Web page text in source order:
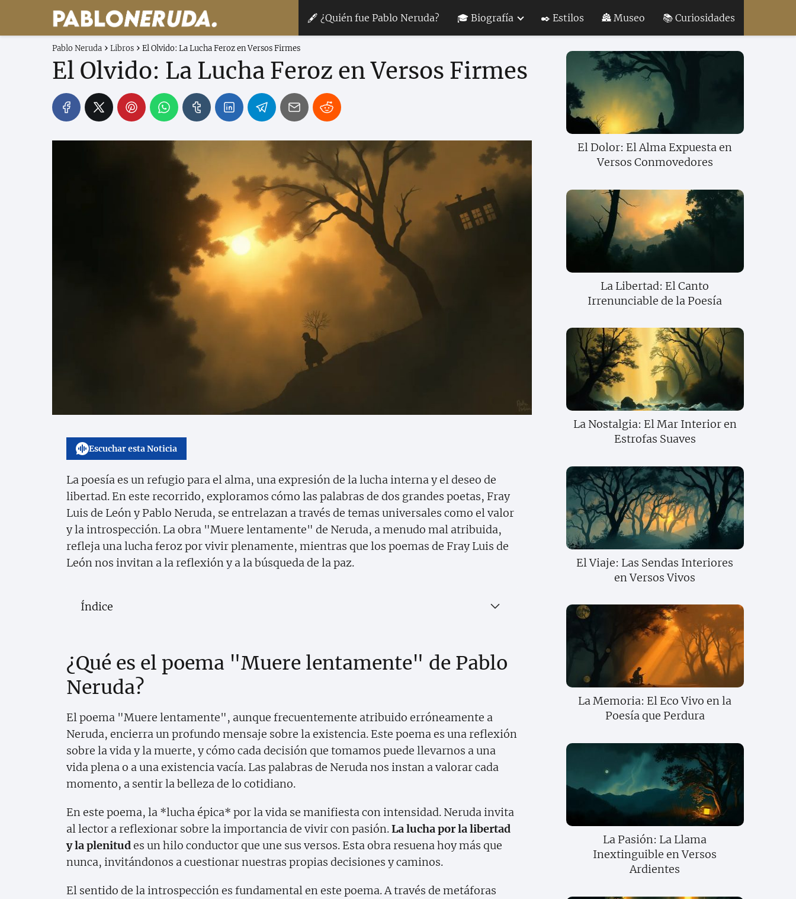
🖋 ¿Quién fue Pablo Neruda? 🎓 Biografía ✒️ Estilos 🏯 Museo 📚 Curiosidades
Pablo Neruda Libros El Olvido: La Lucha Feroz en Versos Firmes
El Olvido: La Lucha Feroz en Versos Firmes
Escuchar esta Noticia
La poesía es un refugio para el alma, una expresión de la lucha interna y el deseo de
libertad. En este recorrido, exploramos cómo las palabras de dos grandes poetas, Fray
Luis de León y Pablo Neruda, se entrelazan a través de temas universales como el valor
y la introspección. La obra "Muere lentamente" de Neruda, a menudo mal atribuida,
refleja una lucha feroz por vivir plenamente, mientras que los poemas de Fray Luis de
León nos invitan a la reflexión y a la búsqueda de la paz.
Índice
¿Qué es el poema "Muere lentamente" de Pablo
Neruda?
El poema "Muere lentamente", aunque frecuentemente atribuido erróneamente a
Neruda, encierra un profundo mensaje sobre la existencia. Este poema es una reflexión
sobre la vida y la muerte, y cómo cada decisión que tomamos puede llevarnos a una
vida plena o a una existencia vacía. Las palabras de Neruda nos instan a valorar cada
momento, a sentir la belleza de lo cotidiano.
En este poema, la *lucha épica* por la vida se manifiesta con intensidad. Neruda invita
al lector a reflexionar sobre la importancia de vivir con pasión.La lucha por la libertad
y la plenitudes un hilo conductor que une sus versos. Esta obra resuena hoy más que
nunca, invitándonos a cuestionar nuestras propias decisiones y caminos.
El sentido de la introspección es fundamental en este poema. A través de metáforas
El Dolor: El Alma Expuesta en
Versos Conmovedores
La Libertad: El Canto
Irrenunciable de la Poesía
La Nostalgia: El Mar Interior en
Estrofas Suaves
El Viaje: Las Sendas Interiores
en Versos Vivos
La Memoria: El Eco Vivo en la
Poesía que Perdura
La Pasión: La Llama
Inextinguible en Versos
Ardientes